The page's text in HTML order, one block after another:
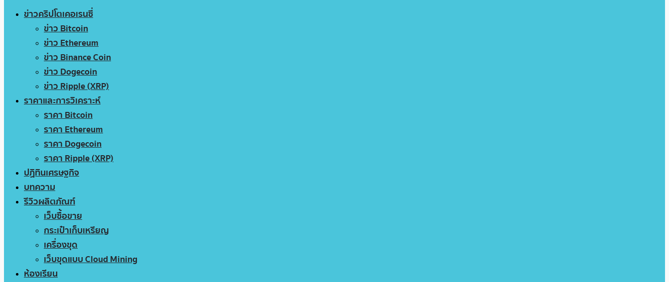
ข่าวคริปโตเคอเรนซี่
ข่าว Bitcoin
ข่าว Ethereum
ข่าว Binance Coin
ข่าว Dogecoin
ข่าว Ripple (XRP)
ราคาและการวิเคราะห์
ราคา Bitcoin
ราคา Ethereum
ราคา Dogecoin
ราคา Ripple (XRP)
ปฏิทินเศรษฐกิจ
บทความ
รีวิวผลิตภัณฑ์
เว็บซื้อขาย
กระเป๋าเก็บเหรียญ
เครื่องขุด
เว็บขุดแบบ Cloud Mining
ห้องเรียน